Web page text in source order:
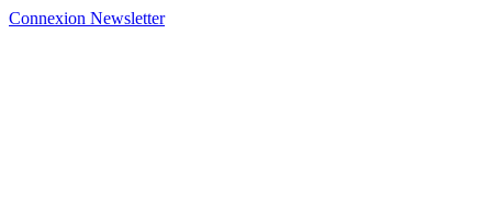
Connexion Newsletter